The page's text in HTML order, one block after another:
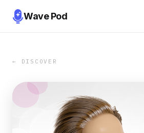
Wave Pod
← DISCOVER